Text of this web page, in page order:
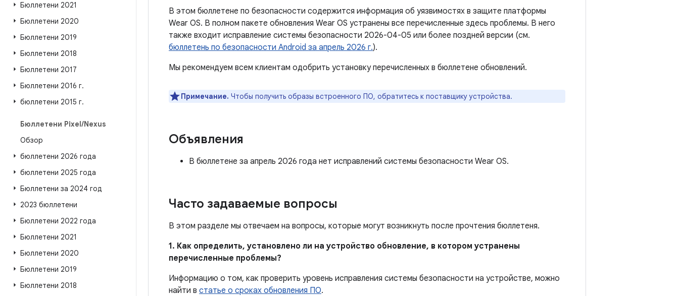
Бюллетени 2021
Бюллетени 2020
Бюллетени 2019
Бюллетени 2018
Бюллетени 2017
Бюллетени 2016 г.
бюллетени 2015 г.
Бюллетени Pixel/Nexus
Обзор
бюллетени 2026 года
бюллетени 2025 года
Бюллетени за 2024 год
2023 бюллетени
Бюллетени 2022 года
Бюллетени 2021
Бюллетени 2020
Бюллетени 2019
Бюллетени 2018
В этом бюллетене по безопасности содержится информация об уязвимостях в защите платформы
Wear OS. В полном пакете обновления Wear OS устранены все перечисленные здесь проблемы. В него
также входит исправление системы безопасности 2026-04-05 или более поздней версии (см.
бюллетень по безопасности Android за апрель 2026 г.).
Мы рекомендуем всем клиентам одобрить установку перечисленных в бюллетене обновлений.
Примечание. Чтобы получить образы встроенного ПО, обратитесь к поставщику устройства.
Объявления
В бюллетене за апрель 2026 года нет исправлений системы безопасности Wear OS.
Часто задаваемые вопросы
В этом разделе мы отвечаем на вопросы, которые могут возникнуть после прочтения бюллетеня.
1. Как определить, установлено ли на устройство обновление, в котором устранены
перечисленные проблемы?
Информацию о том, как проверить уровень исправления системы безопасности на устройстве, можно
найти в статье о сроках обновления ПО.